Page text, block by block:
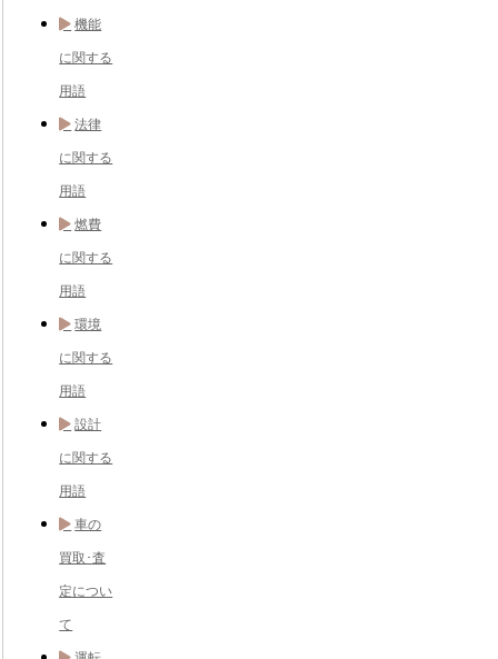
機能
に関する
用語
法律
に関する
用語
燃費
に関する
用語
環境
に関する
用語
設計
に関する
用語
車の
買取･査
定につい
て